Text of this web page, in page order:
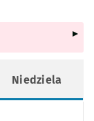
Niedziela